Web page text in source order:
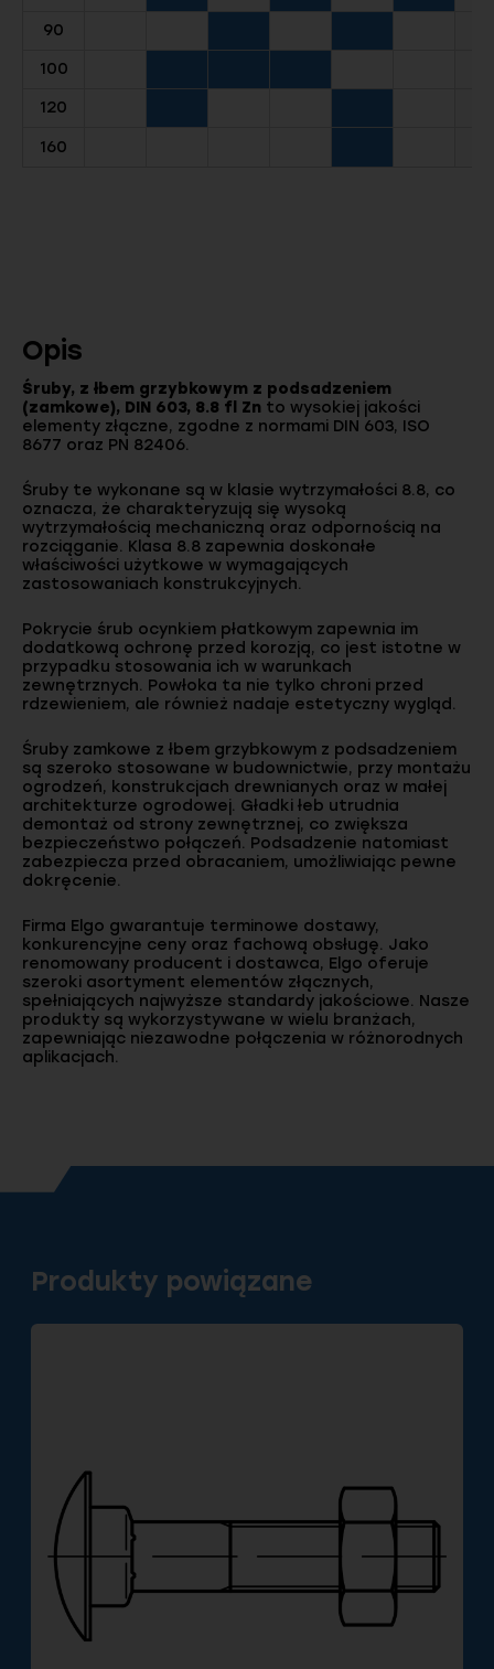
90
100
120
160
Opis
Śruby, z łbem grzybkowym z podsadzeniem
(zamkowe), DIN 603, 8.8 fl Zn to wysokiej jakości
elementy złączne, zgodne z normami DIN 603, ISO
8677 oraz PN 82406.
Śruby te wykonane są w klasie wytrzymałości 8.8, co
oznacza, że charakteryzują się wysoką
wytrzymałością mechaniczną oraz odpornością na
rozciąganie. Klasa 8.8 zapewnia doskonałe
właściwości użytkowe w wymagających
zastosowaniach konstrukcyjnych.
Pokrycie śrub ocynkiem płatkowym zapewnia im
dodatkową ochronę przed korozją, co jest istotne w
przypadku stosowania ich w warunkach
zewnętrznych. Powłoka ta nie tylko chroni przed
rdzewieniem, ale również nadaje estetyczny wygląd.
Śruby zamkowe z łbem grzybkowym z podsadzeniem
są szeroko stosowane w budownictwie, przy montażu
ogrodzeń, konstrukcjach drewnianych oraz w małej
architekturze ogrodowej. Gładki łeb utrudnia
demontaż od strony zewnętrznej, co zwiększa
bezpieczeństwo połączeń. Podsadzenie natomiast
zabezpiecza przed obracaniem, umożliwiając pewne
dokręcenie.
Firma Elgo gwarantuje terminowe dostawy,
konkurencyjne ceny oraz fachową obsługę. Jako
renomowany producent i dostawca, Elgo oferuje
szeroki asortyment elementów złącznych,
spełniających najwyższe standardy jakościowe. Nasze
produkty są wykorzystywane w wielu branżach,
zapewniając niezawodne połączenia w różnorodnych
aplikacjach.
Produkty powiązane